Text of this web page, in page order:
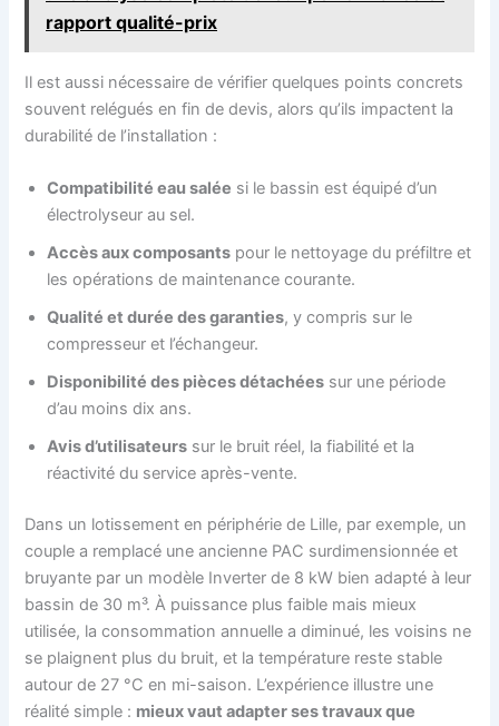
rapport qualité-prix
Il est aussi nécessaire de vérifier quelques points concrets
souvent relégués en fin de devis, alors qu’ils impactent la
durabilité de l’installation :
Compatibilité eau salée si le bassin est équipé d’un
électrolyseur au sel.
Accès aux composants pour le nettoyage du préfiltre et
les opérations de maintenance courante.
Qualité et durée des garanties, y compris sur le
compresseur et l’échangeur.
Disponibilité des pièces détachées sur une période
d’au moins dix ans.
Avis d’utilisateurs sur le bruit réel, la fiabilité et la
réactivité du service après-vente.
Dans un lotissement en périphérie de Lille, par exemple, un
couple a remplacé une ancienne PAC surdimensionnée et
bruyante par un modèle Inverter de 8 kW bien adapté à leur
bassin de 30 m³. À puissance plus faible mais mieux
utilisée, la consommation annuelle a diminué, les voisins ne
se plaignent plus du bruit, et la température reste stable
autour de 27 °C en mi-saison. L’expérience illustre une
réalité simple : mieux vaut adapter ses travaux que